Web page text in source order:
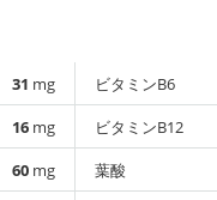
31 mg
16 mg
60 mg
ビタミンB6
ビタミンB12
葉酸